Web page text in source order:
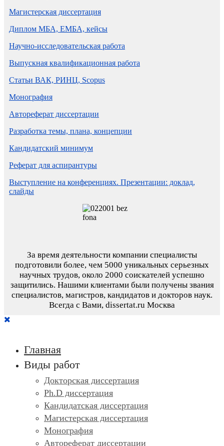
Магистерская диссертация
Диплом МБА, ЕМБА, кейсы
Научно-исследовательская работа
Выпускная квалификационная работа
Статьи ВАК, РИНЦ, Scopus
Монография
Автореферат диссертации
Разработка темы, плана, концепции
Кандидатский минимум
Реферат для аспирантуры
Выступление на конференциях. Презентации: доклад,
слайды
За время деятельности компании специалисты
подготовили более, чем 5000 уникальных серьезных
научных трудов, около 2000 соискателей успешно
защитились. Нашими клиентами были получены звания
специалистов, магистров, кандидатов и докторов наук.
Всегда с Вами, dissertat.ru Москва
Главная
Виды работ
Докторская диссертация
Ph.D диссертация
Кандидатская диссертация
Магистерская диссертация
Монография
Автореферат диссертации